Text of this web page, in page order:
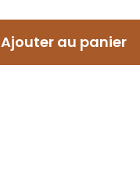
Ajouter au panier